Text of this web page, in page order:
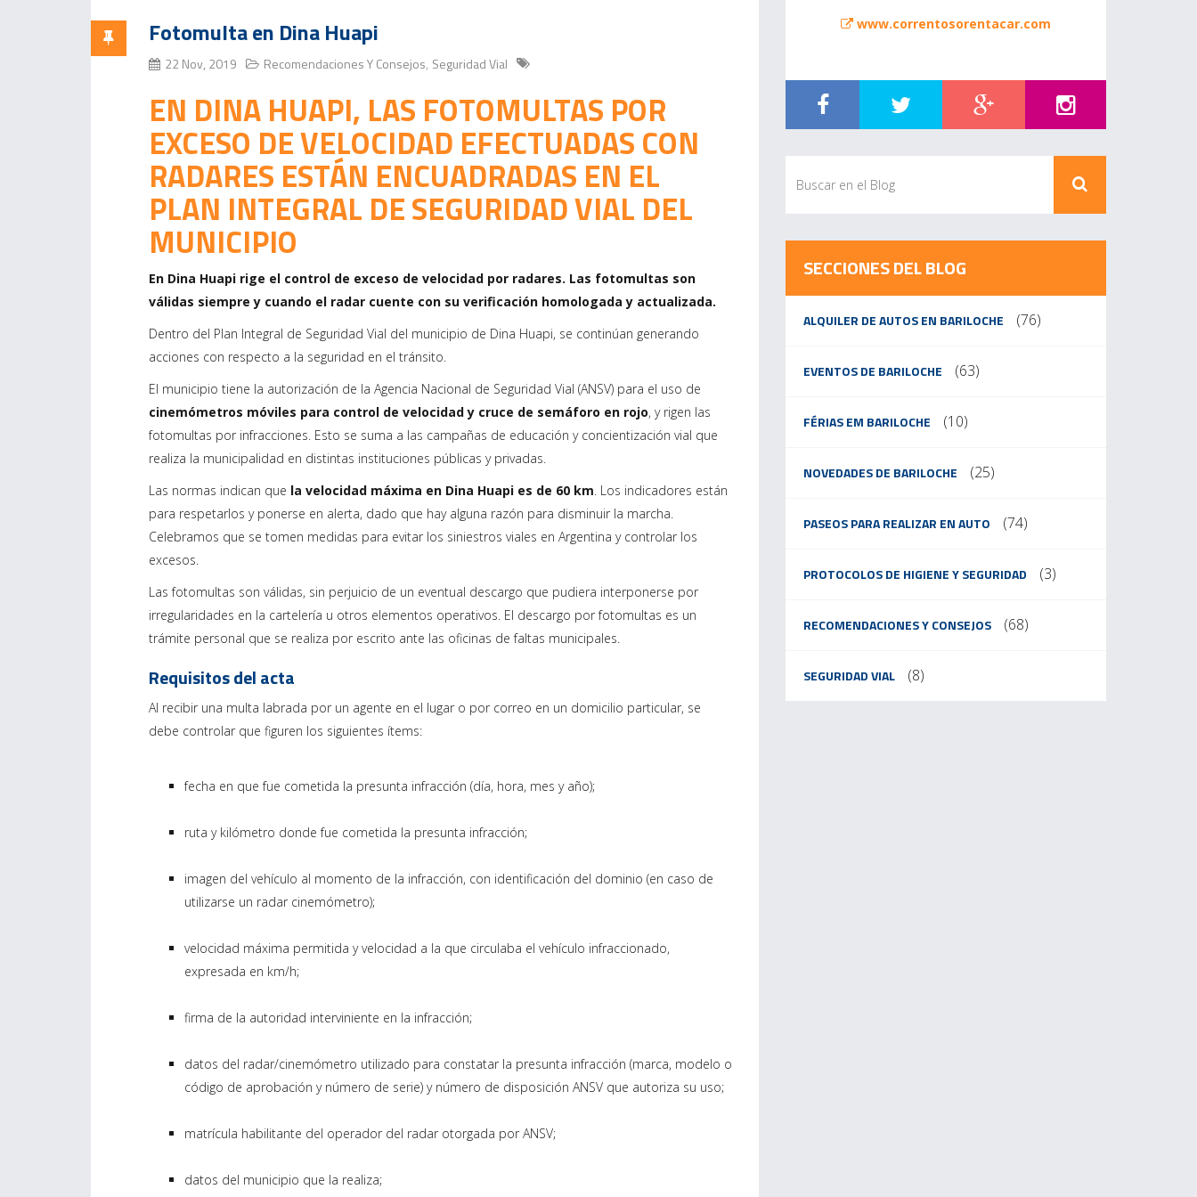
Fotomulta en Dina Huapi
22 Nov, 2019 Recomendaciones Y Consejos, Seguridad Vial
EN DINA HUAPI, LAS FOTOMULTAS POR
EXCESO DE VELOCIDAD EFECTUADAS CON
RADARES ESTÁN ENCUADRADAS EN EL
PLAN INTEGRAL DE SEGURIDAD VIAL DEL
MUNICIPIO
En Dina Huapi rige el control de exceso de velocidad por radares. Las fotomultas son
válidas siempre y cuando el radar cuente con su verificación homologada y actualizada.
Dentro del Plan Integral de Seguridad Vial del municipio de Dina Huapi, se continúan generando
acciones con respecto a la seguridad en el tránsito.
El municipio tiene la autorización de la Agencia Nacional de Seguridad Vial (ANSV) para el uso de
cinemómetros móviles para control de velocidad y cruce de semáforo en rojo, y rigen las
fotomultas por infracciones. Esto se suma a las campañas de educación y concientización vial que
realiza la municipalidad en distintas instituciones públicas y privadas.
Las normas indican que la velocidad máxima en Dina Huapi es de 60 km. Los indicadores están
para respetarlos y ponerse en alerta, dado que hay alguna razón para disminuir la marcha.
Celebramos que se tomen medidas para evitar los siniestros viales en Argentina y controlar los
excesos.
Las fotomultas son válidas, sin perjuicio de un eventual descargo que pudiera interponerse por
irregularidades en la cartelería u otros elementos operativos. El descargo por fotomultas es un
trámite personal que se realiza por escrito ante las oficinas de faltas municipales.
Requisitos del acta
Al recibir una multa labrada por un agente en el lugar o por correo en un domicilio particular, se
debe controlar que figuren los siguientes ítems:
fecha en que fue cometida la presunta infracción (día, hora, mes y año);
ruta y kilómetro donde fue cometida la presunta infracción;
imagen del vehículo al momento de la infracción, con identificación del dominio (en caso de
utilizarse un radar cinemómetro);
velocidad máxima permitida y velocidad a la que circulaba el vehículo infraccionado,
expresada en km/h;
firma de la autoridad interviniente en la infracción;
datos del radar/cinemómetro utilizado para constatar la presunta infracción (marca, modelo o
código de aprobación y número de serie) y número de disposición ANSV que autoriza su uso;
matrícula habilitante del operador del radar otorgada por ANSV;
datos del municipio que la realiza;
www.correntosorentacar.com
SECCIONES DEL BLOG
ALQUILER DE AUTOS EN BARILOCHE (76)
EVENTOS DE BARILOCHE (63)
FÉRIAS EM BARILOCHE (10)
NOVEDADES DE BARILOCHE (25)
PASEOS PARA REALIZAR EN AUTO (74)
PROTOCOLOS DE HIGIENE Y SEGURIDAD (3)
RECOMENDACIONES Y CONSEJOS (68)
SEGURIDAD VIAL (8)